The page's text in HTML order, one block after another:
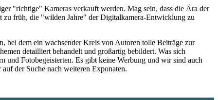
"richtige" Kameras verkauft werden. Mag sein, dass die Ära der
zu früh, die "wilden Jahre" der Digitalkamera-Entwicklung zu
bei dem ein wachsender Kreis von Autoren tolle Beiträge zur
detailliert behandelt und großartig bebildert. Was sich
und Fotobegeisterten. Es gibt keine Werbung und wir sind auch
der Suche nach weiteren Exponaten.